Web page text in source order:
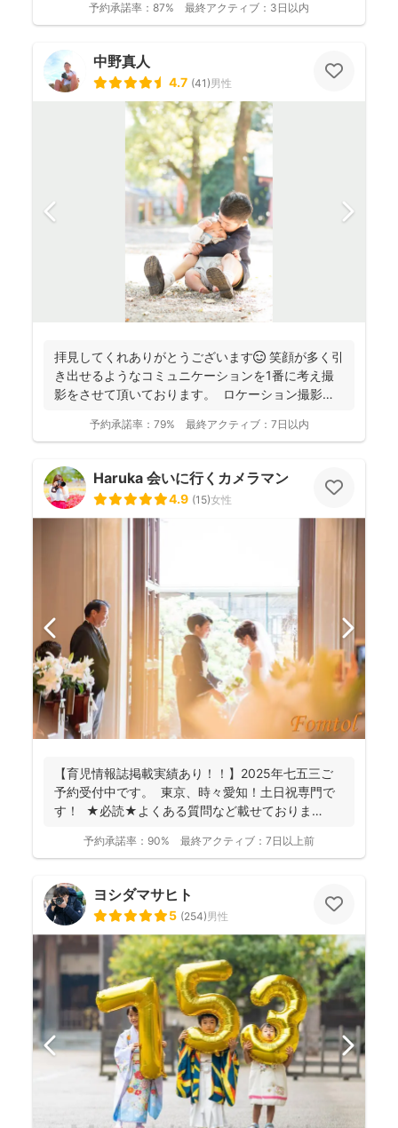
予約承諾率： 87% 最終アクティブ： 3日以内
中野真人
4.7 (41)男性
拝見してくれありがとうございます😊 笑顔が多く引
き出せるようなコミュニケーションを1番に考え撮
影をさせて頂いております。 ロケーション撮影も
予約承諾率： 79% 最終アクティブ： 7日以内
Haruka 会いに行くカメラマン
4.9 (15)女性
【育児情報誌掲載実績あり！！】2025年七五三ご
予約受付中です。 東京、時々愛知！土日祝専門で
す！ ★必読★よくある質問など載せておりま
予約承諾率： 90% 最終アクティブ： 7日以上前
ヨシダマサヒト
5 (254)男性